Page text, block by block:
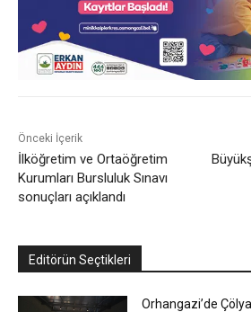
Önceki İçerik
İlköğretim ve Ortaöğretim
Kurumları Bursluluk Sınavı
sonuçları açıklandı
Editörün Seçtikleri
Orhangazi’de